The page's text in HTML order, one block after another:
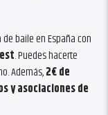
baile en España con
. Puedes hacerte
Además,2€ de
y asociaciones de